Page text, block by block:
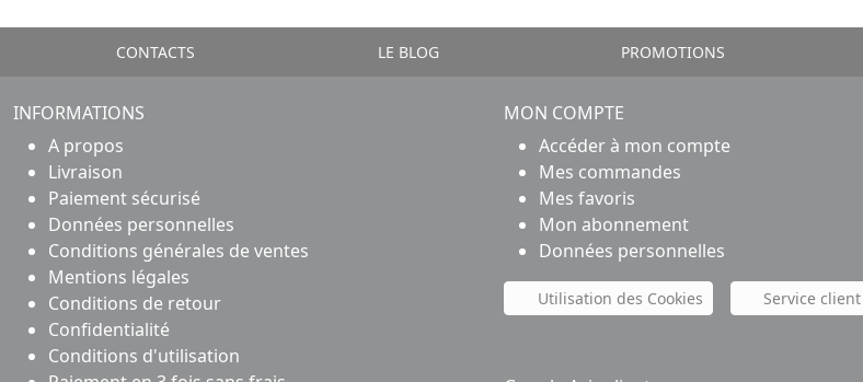
CONTACTS LE BLOG PROMOTIONS
INFORMATIONS
A propos
Livraison
Paiement sécurisé
Données personnelles
Conditions générales de ventes
Mentions légales
Conditions de retour
Confidentialité
Conditions d'utilisation
MON COMPTE
Accéder à mon compte
Mes commandes
Mes favoris
Mon abonnement
Données personnelles
Utilisation des Cookies Service client